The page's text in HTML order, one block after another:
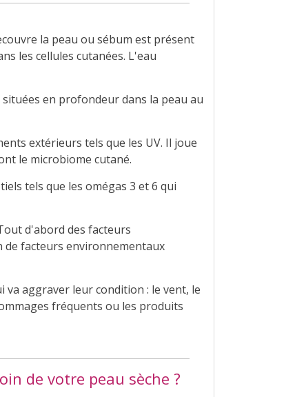
la peau ou sébum est présent
les cellules cutanées. L'eau
en profondeur dans la peau au
extérieurs tels que les UV. Il joue
le microbiome cutané.
tels que les omégas 3 et 6 qui
d'abord des facteurs
facteurs environnementaux
aggraver leur condition : le vent, le
fréquents ou les produits
de votre peau sèche ?